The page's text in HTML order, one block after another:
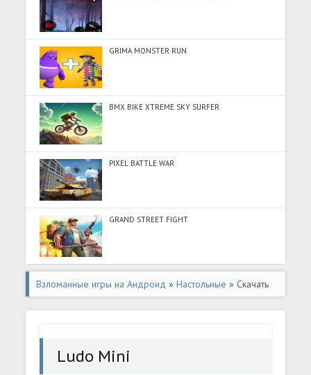
GRIMA MONSTER RUN
BMX BIKE XTREME SKY SURFER
PIXEL BATTLE WAR
GRAND STREET FIGHT
Взломанные игры на Андроид »Настольные » Скачать
Ludo Mini (Разблокировано все) на Андроид
Ludo Mini